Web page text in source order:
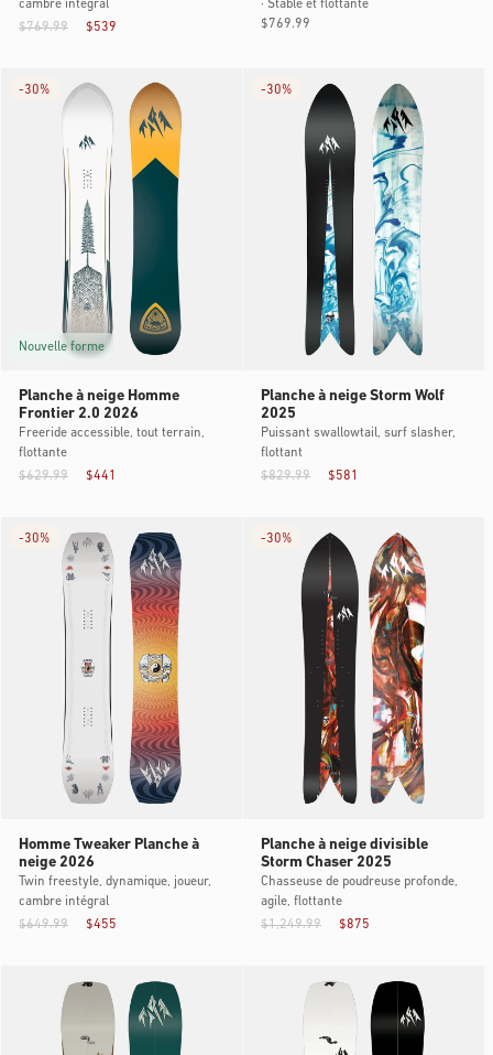
cambre intégral
$539
$769.99
· Stable et flottante
Prix
$769.99
Nouvelle forme
Planche à neige Homme
Frontier 2.0 2026
Freeride accessible, tout terrain,
flottante
$441
$629.99
-30%
Planche à neige Storm Wolf
2025
Puissant swallowtail, surf slasher,
flottant
$581
$829.99
-30%
Homme Tweaker Planche à
neige 2026
Twin freestyle, dynamique, joueur,
cambre intégral
$455
$649.99
-30%
Planche à neige divisible
Storm Chaser 2025
Chasseuse de poudreuse profonde,
agile, flottante
$875
$1,249.99
-30%